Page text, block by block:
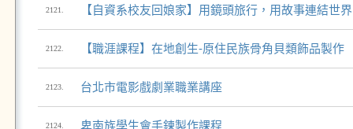
2121. 【自資系校友回娘家】用鏡頭旅行，用故事連結世界
2122. 【職涯課程】在地創生-原住民族骨角貝類飾品製作
2123. 台北市電影戲劇業職業講座
2124. 卑南族學生會手鍊製作課程